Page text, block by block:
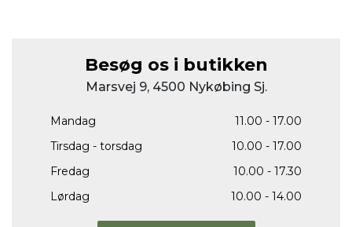
Besøg os i butikken
Marsvej 9, 4500 Nykøbing Sj.
Mandag
11.00 - 17.00
Tirsdag - torsdag
10.00 - 17.00
Fredag
10.00 - 17.30
Lørdag
10.00 - 14.00